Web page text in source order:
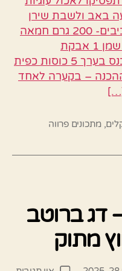
באב ולשבת שירן
חדד אפשר להכין פרווה המרכיבים- 200 גרם חמאה
או מרגרינה בטמפ' החדר כוס שמן 1 אבקת
סוכר(100 גרם) קמח כמה שנכנס בערך 5 כוסות כפית
– בקערה לאחד
,מתכונים פרווה
דג ברוטב
מתוק